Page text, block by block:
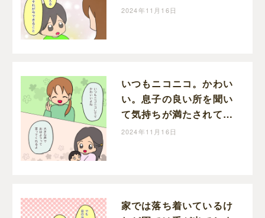
息子はいわゆる育てにく
2024年11月16日
いつもニコニコ。かわい
い。息子の良い所を聞い
て気持ちが満たされてい
く。息子はいわゆる育て
2024年11月16日
家では落ち着いているけ